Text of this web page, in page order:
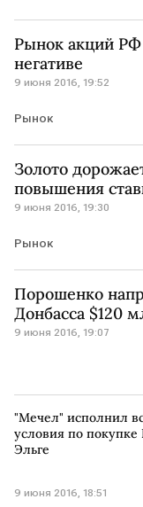
Рынок акций
негативе
9 июня 2016, 19:52
Рынок
Золото
повышения
9 июня 2016, 19:30
Рынок
Порошенко
Донбасса $120
9 июня 2016, 19:07
"Мечел" исполнил
условия по покупке
Эльге
9 июня 2016, 18:51